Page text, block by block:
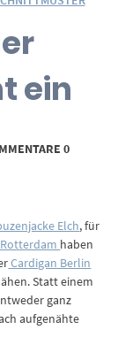
ein
0
Elch, für
haben
Cardigan Berlin
Statt einem
ganz
aufgenähte